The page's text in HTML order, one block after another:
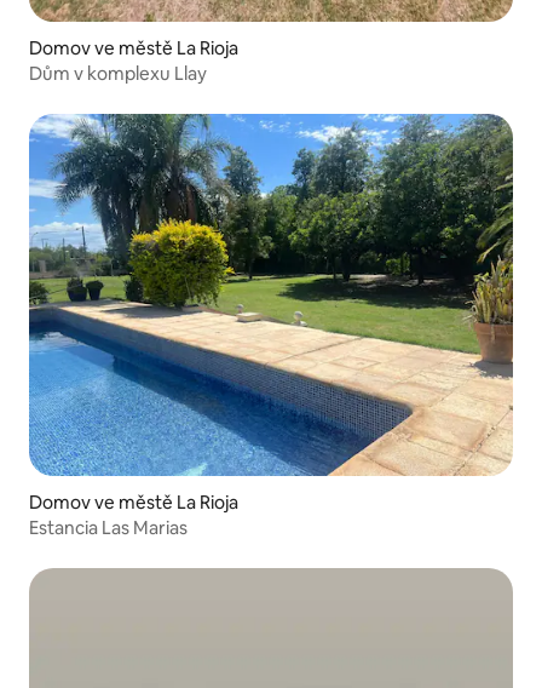
Domov ve městě La Rioja
Dům v komplexu Llay
Domov ve městě La Rioja
Estancia Las Marias